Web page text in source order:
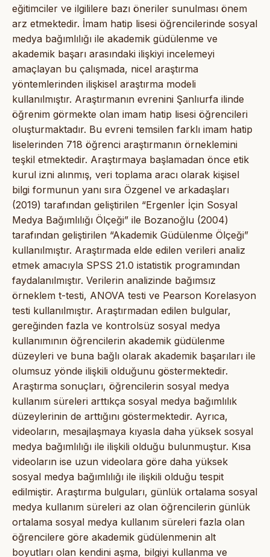
eğitimciler ve ilgililere bazı öneriler sunulması önem
arz etmektedir. İmam hatip lisesi öğrencilerinde sosyal
medya bağımlılığı ile akademik güdülenme ve
akademik başarı arasındaki ilişkiyi incelemeyi
amaçlayan bu çalışmada, nicel araştırma
yöntemlerinden ilişkisel araştırma modeli
kullanılmıştır. Araştırmanın evrenini Şanlıurfa ilinde
öğrenim görmekte olan imam hatip lisesi öğrencileri
oluşturmaktadır. Bu evreni temsilen farklı imam hatip
liselerinden 718 öğrenci araştırmanın örneklemini
teşkil etmektedir. Araştırmaya başlamadan önce etik
kurul izni alınmış, veri toplama aracı olarak kişisel
bilgi formunun yanı sıra Özgenel ve arkadaşları
(2019) tarafından geliştirilen “Ergenler İçin Sosyal
Medya Bağımlılığı Ölçeği” ile Bozanoğlu (2004)
tarafından geliştirilen “Akademik Güdülenme Ölçeği”
kullanılmıştır. Araştırmada elde edilen verileri analiz
etmek amacıyla SPSS 21.0 istatistik programından
faydalanılmıştır. Verilerin analizinde bağımsız
örneklem t-testi, ANOVA testi ve Pearson Korelasyon
testi kullanılmıştır. Araştırmadan edilen bulgular,
gereğinden fazla ve kontrolsüz sosyal medya
kullanımının öğrencilerin akademik güdülenme
düzeyleri ve buna bağlı olarak akademik başarıları ile
olumsuz yönde ilişkili olduğunu göstermektedir.
Araştırma sonuçları, öğrencilerin sosyal medya
kullanım süreleri arttıkça sosyal medya bağımlılık
düzeylerinin de arttığını göstermektedir. Ayrıca,
videoların, mesajlaşmaya kıyasla daha yüksek sosyal
medya bağımlılığı ile ilişkili olduğu bulunmuştur. Kısa
videoların ise uzun videolara göre daha yüksek
sosyal medya bağımlılığı ile ilişkili olduğu tespit
edilmiştir. Araştırma bulguları, günlük ortalama sosyal
medya kullanım süreleri az olan öğrencilerin günlük
ortalama sosyal medya kullanım süreleri fazla olan
öğrencilere göre akademik güdülenmenin alt
boyutları olan kendini aşma, bilgiyi kullanma ve